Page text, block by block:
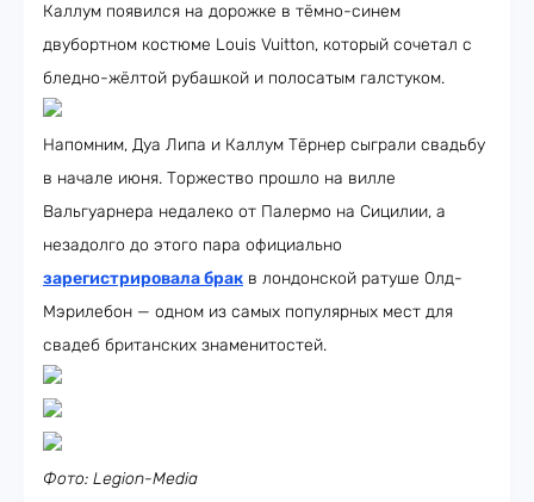
Каллум появился на дорожке в тёмно-синем
двубортном костюме Louis Vuitton, который сочетал с
бледно-жёлтой рубашкой и полосатым галстуком.
Напомним, Дуа Липа и Каллум Тёрнер сыграли свадьбу
в начале июня. Торжество прошло на вилле
Вальгуарнера недалеко от Палермо на Сицилии, а
незадолго до этого пара официально
зарегистрировала брак в лондонской ратуше Олд-
Мэрилебон — одном из самых популярных мест для
свадеб британских знаменитостей.
Фото: Legion-Media